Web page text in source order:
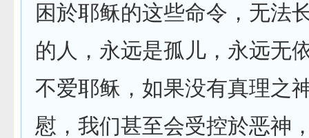
困於耶稣的这些命令，无法
的人，永远是孤儿，永远无
不爱耶稣，如果没有真理之
慰，我们甚至会受控於恶神